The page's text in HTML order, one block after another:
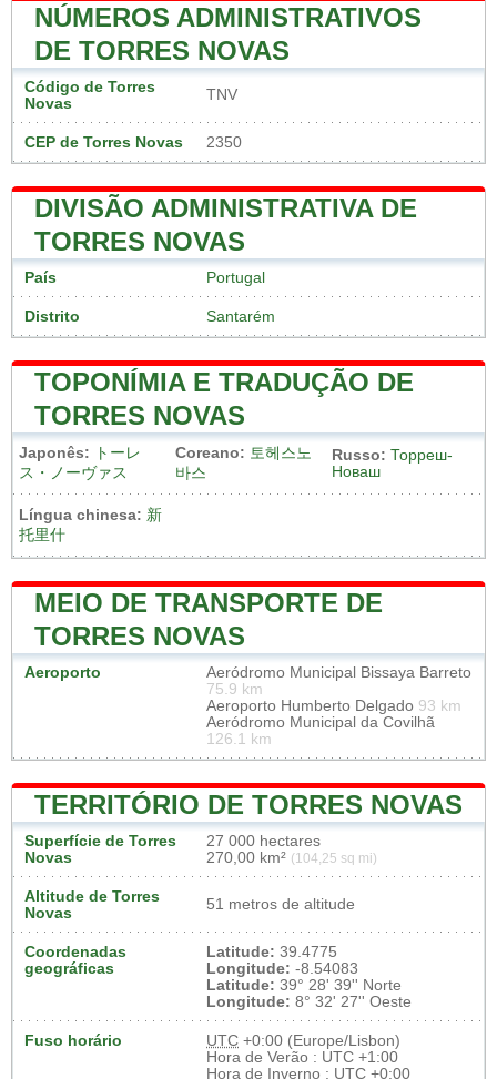
NÚMEROS ADMINISTRATIVOS
DE TORRES NOVAS
Código de Torres
Novas
TNV
CEP de Torres Novas 2350
DIVISÃO ADMINISTRATIVA DE
TORRES NOVAS
País Portugal
Distrito Santarém
TOPONÍMIA E TRADUÇÃO DE
TORRES NOVAS
Japonês:
トーレ
ス・ノーヴァス
Coreano: 토헤스노
바스
Russo: Торреш-
Новаш
Língua chinesa: 新
托里什
MEIO DE TRANSPORTE DE
TORRES NOVAS
Aeroporto
Aeródromo Municipal Bissaya Barreto
75.9 km
Aeroporto Humberto Delgado 93 km
Aeródromo Municipal da Covilhã
126.1 km
TERRITÓRIO DE TORRES NOVAS
Superfície de Torres
Novas
27 000 hectares
270,00 km² (104,25 sq mi)
Altitude de Torres
Novas
51 metros de altitude
Coordenadas
geográficas
Latitude: 39.4775
Longitude: -8.54083
Latitude: 39° 28' 39'' Norte
Longitude: 8° 32' 27'' Oeste
Fuso horário UTC +0:00 (Europe/Lisbon)
Hora de Verão : UTC +1:00
Hora de Inverno : UTC +0:00